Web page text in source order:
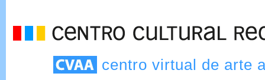
centro virtual de arte